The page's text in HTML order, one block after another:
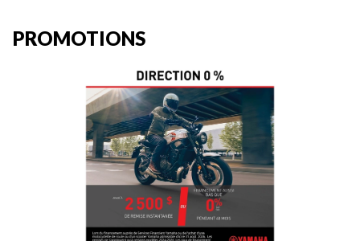
PROMOTIONS